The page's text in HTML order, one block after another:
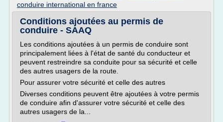
conduire international en france
Conditions ajoutées au permis de
conduire - SAAQ
Les conditions ajoutées à un permis de conduire sont
principalement liées à l'état de santé du conducteur et
peuvent restreindre sa conduite pour sa sécurité et celle
des autres usagers de la route.
Pour assurer votre sécurité et celle des autres
Diverses conditions peuvent être ajoutées à votre permis
de conduire afin d'assurer votre sécurité et celle des
autres usagers de la...